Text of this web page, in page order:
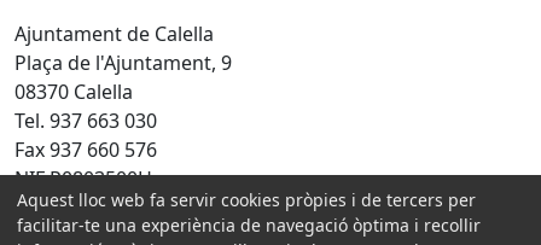
Ajuntament de Calella
Plaça de l'Ajuntament, 9
08370 Calella
Tel. 937 663 030
Fax 937 660 576
NIF P0803500H
Amb la col·laboració de:
Aquest lloc web fa servir cookies pròpies i de tercers per
facilitar-te una experiència de navegació òptima i recollir